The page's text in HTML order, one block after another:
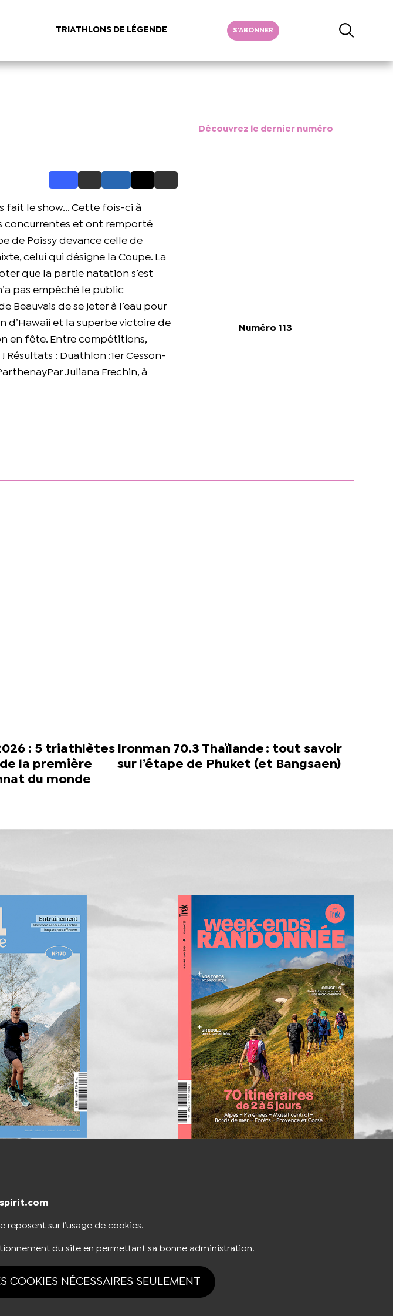
sur l’usage de cookies.
du site en permettant sa bonne administration.
COOKIES NÉCESSAIRES SEULEMENT
TRIATHLONS DE LÉGENDE S'ABONNER
fait le show... Cette fois-ci à
concurrentes et ont remporté
de Poissy devance celle de
celui qui désigne la Coupe. La
que la partie natation s’est
pas empêché le public
Beauvais de se jeter à l’eau pour
d’Hawaii et la superbe victoire de
en fête. Entre compétitions,
Résultats : Duathlon :1er Cesson-
Juliana Frechin, à
Découvrez le dernier numéro
Numéro 113
: 5 triathlètes
la première
du monde
Ironman 70.3 Thaïlande : tout savoir
sur l’étape de Phuket (et Bangsaen)
BOUTIQUE